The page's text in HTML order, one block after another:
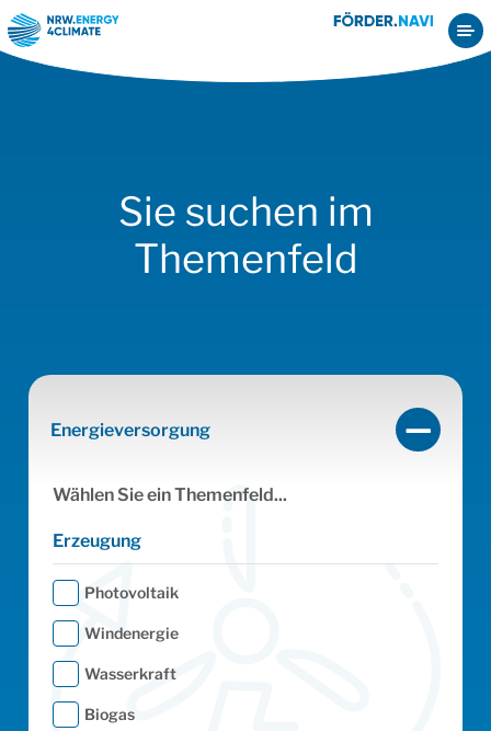
Sie suchen im
Themenfeld
Energieversorgung
Wählen Sie ein Themenfeld...
Erzeugung
Photovoltaik
Windenergie
Wasserkraft
Biogas